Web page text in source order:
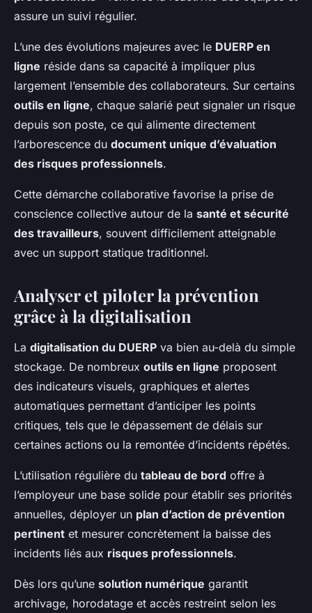
assure un suivi régulier.
L’une des évolutions majeures avec le DUERP en
ligne réside dans sa capacité à impliquer plus
largement l’ensemble des collaborateurs. Sur certains
outils en ligne, chaque salarié peut signaler un risque
depuis son poste, ce qui alimente directement
l’arborescence du document unique d’évaluation
des risques professionnels.
Cette démarche collaborative favorise la prise de
conscience collective autour de la santé et sécurité
des travailleurs, souvent difficilement atteignable
avec un support statique traditionnel.
Analyser et piloter la prévention
grâce à la digitalisation
La digitalisation du DUERP va bien au-delà du simple
stockage. De nombreux outils en ligne proposent
des indicateurs visuels, graphiques et alertes
automatiques permettant d’anticiper les points
critiques, tels que le dépassement de délais sur
certaines actions ou la remontée d’incidents répétés.
L’utilisation régulière du tableau de bord offre à
l’employeur une base solide pour établir ses priorités
annuelles, déployer un plan d’action de prévention
pertinent et mesurer concrètement la baisse des
incidents liés aux risques professionnels.
Dès lors qu’une solution numérique garantit
archivage, horodatage et accès restreint selon les